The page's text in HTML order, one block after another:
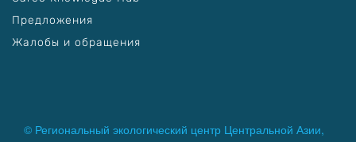
Предложения
Жалобы и обращения
© Региональный экологический центр Центральной Азии,